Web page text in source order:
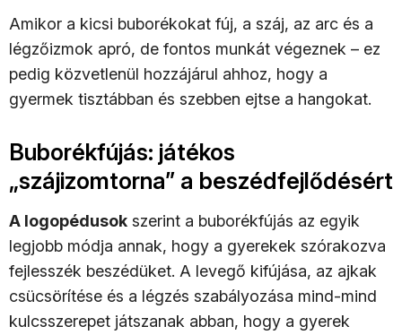
Amikor a kicsi buborékokat fúj, a száj, az arc és a
légzőizmok apró, de fontos munkát végeznek – ez
pedig közvetlenül hozzájárul ahhoz, hogy a
gyermek tisztábban és szebben ejtse a hangokat.
Buborékfújás: játékos
„szájizomtorna” a beszédfejlődésért
A logopédusok szerint a buborékfújás az egyik
legjobb módja annak, hogy a gyerekek szórakozva
fejlesszék beszédüket. A levegő kifújása, az ajkak
csücsörítése és a légzés szabályozása mind-mind
kulcsszerepet játszanak abban, hogy a gyerek